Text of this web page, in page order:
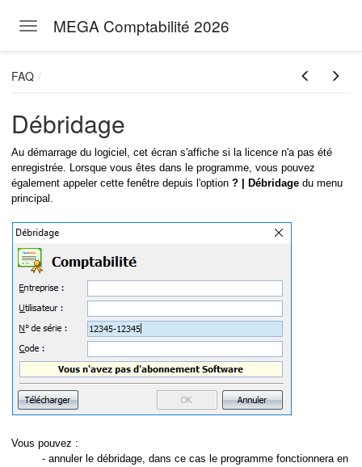
Toggle navigation
MEGA Comptabilité 2026
FAQ
Débridage
Au démarrage du logiciel, cet écran s'affiche si la licence n'a pas été
enregistrée. Lorsque vous êtes dans le programme, vous pouvez
également appeler cette fenêtre depuis l'option ? | Débridage du menu
principal.
Vous pouvez :
- annuler le débridage, dans ce cas le programme fonctionnera en